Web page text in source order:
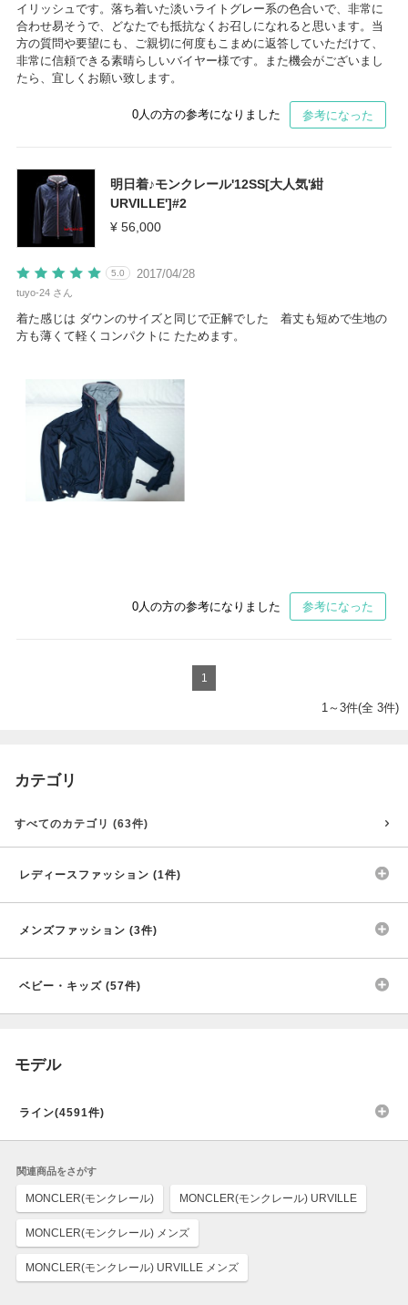
イリッシュです。落ち着いた淡いライトグレー系の色合いで、非常に
合わせ易そうで、どなたでも抵抗なくお召しになれると思います。当
方の質問や要望にも、ご親切に何度もこまめに返答していただけて、
非常に信頼できる素晴らしいバイヤー様です。また機会がございまし
たら、宜しくお願い致します。
0人の方の参考になりました 参考になった
明日着♪モンクレール'12SS[大人気'紺
URVILLE']#2
¥ 56,000
2017/04/28
5.0
tuyo-24 さん
着た感じは ダウンのサイズと同じで正解でした 着丈も短めで生地の
方も薄くて軽くコンパクトに たためます。
0 人の方の参考になりました 参考になった
1
1～3件(全 3件)
カテゴリ
すべてのカテゴリ (63件)
レディースファッション (1件)
メンズファッション (3件)
ベビー・キッズ (57件)
モデル
ライン(4591件)
関連商品をさがす
MONCLER(モンクレール) MONCLER(モンクレール) URVILLE
MONCLER(モンクレール) メンズ
MONCLER(モンクレール) URVILLE メンズ